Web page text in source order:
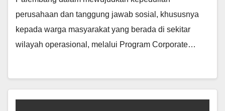
perusahaan dan tanggung jawab sosial, khususnya
kepada warga masyarakat yang berada di sekitar
wilayah operasional, melalui Program Corporate…